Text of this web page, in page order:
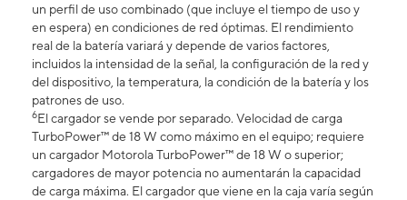
un perfil de uso combinado (que incluye el tiempo de uso y
en espera) en condiciones de red óptimas. El rendimiento
real de la batería variará y depende de varios factores,
incluidos la intensidad de la señal, la configuración de la red y
del dispositivo, la temperatura, la condición de la batería y los
patrones de uso.
6El cargador se vende por separado. Velocidad de carga
TurboPower™ de 18 W como máximo en el equipo; requiere
un cargador Motorola TurboPower™ de 18 W o superior;
cargadores de mayor potencia no aumentarán la capacidad
de carga máxima. El cargador que viene en la caja varía según